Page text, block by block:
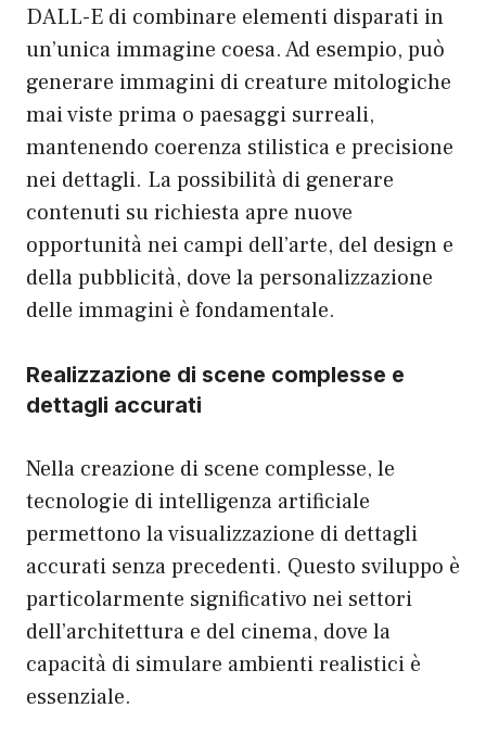
DALL-E di combinare elementi disparati in
un’unica immagine coesa. Ad esempio, può
generare immagini di creature mitologiche
mai viste prima o paesaggi surreali,
mantenendo coerenza stilistica e precisione
nei dettagli. La possibilità di generare
contenuti su richiesta apre nuove
opportunità nei campi dell’arte, del design e
della pubblicità, dove la personalizzazione
delle immagini è fondamentale.
Realizzazione di scene complesse e
dettagli accurati
Nella creazione di scene complesse, le
tecnologie di intelligenza artificiale
permettono la visualizzazione di dettagli
accurati senza precedenti. Questo sviluppo è
particolarmente significativo nei settori
dell’architettura e del cinema, dove la
capacità di simulare ambienti realistici è
essenziale.